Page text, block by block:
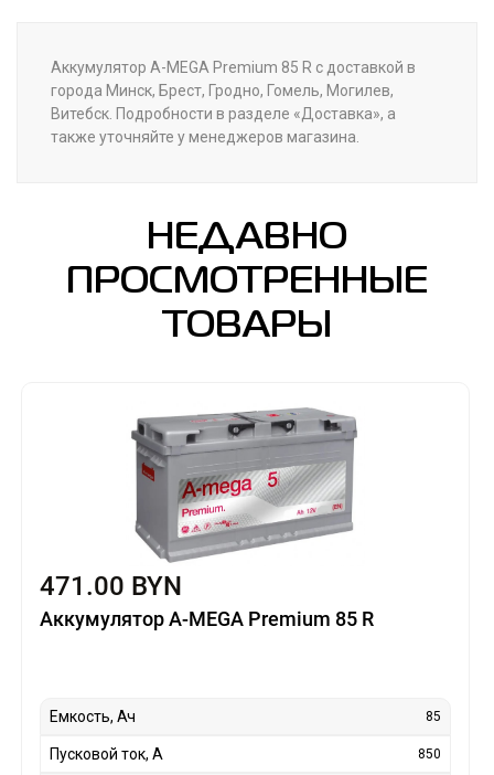
Аккумулятор A-MEGA Premium 85 R с доставкой в
города Минск, Брест, Гродно, Гомель, Могилев,
Витебск. Подробности в разделе «Доставка», а
также уточняйте у менеджеров магазина.
НЕДАВНО
ПРОСМОТРЕННЫЕ
ТОВАРЫ
471.00 BYN
Аккумулятор A-MEGA Premium 85 R
Емкость, Ач 85
Пусковой ток, А 850